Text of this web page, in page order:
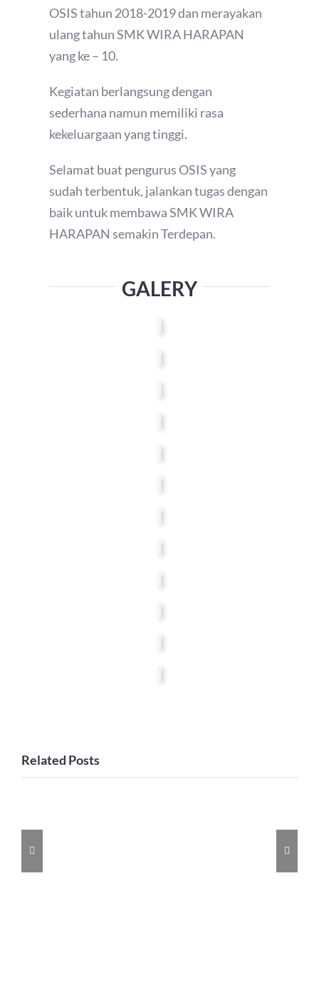
OSIS tahun 2018-2019 dan merayakan
ulang tahun SMK WIRA HARAPAN
yang ke – 10.
Kegiatan berlangsung dengan
sederhana namun memiliki rasa
kekeluargaan yang tinggi.
Selamat buat pengurus OSIS yang
sudah terbentuk, jalankan tugas dengan
baik untuk membawa SMK WIRA
HARAPAN semakin Terdepan.
GALERY
Related Posts